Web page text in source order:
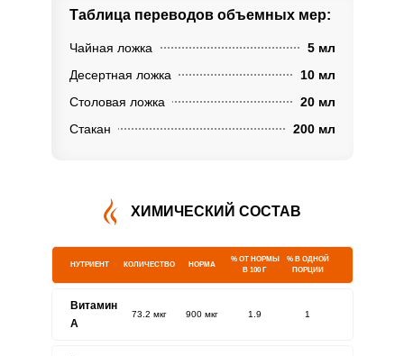
Таблица переводов объемных мер:
Чайная ложка
5 мл
Десертная ложка
10 мл
Столовая ложка
20 мл
Стакан
200 мл
ХИМИЧЕСКИЙ СОСТАВ
НУТРИЕНТ КОЛИЧЕСТВО НОРМА
% ОТ НОРМЫ
В 100 Г
% В ОДНОЙ
ПОРЦИИ
Витамин
A
73.2 мкг 900 мкг 1.9 1